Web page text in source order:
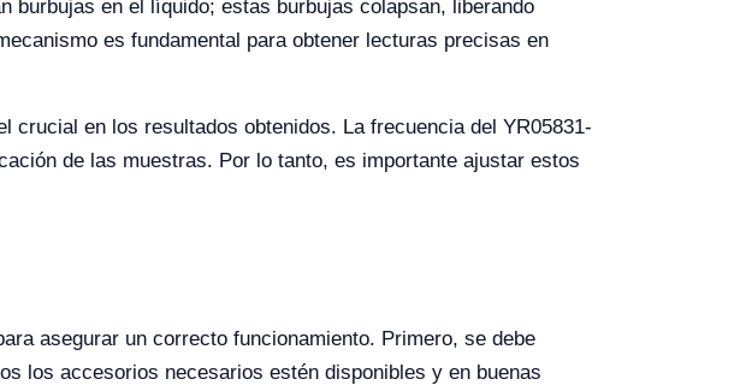
burbujas en el líquido; estas burbujas colapsan, liberando
es fundamental para obtener lecturas precisas en
crucial en los resultados obtenidos. La frecuencia del YR05831-
de las muestras. Por lo tanto, es importante ajustar estos
asegurar un correcto funcionamiento. Primero, se debe
los accesorios necesarios estén disponibles y en buenas